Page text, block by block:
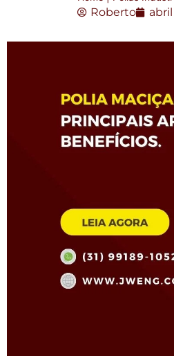
Roberto abril